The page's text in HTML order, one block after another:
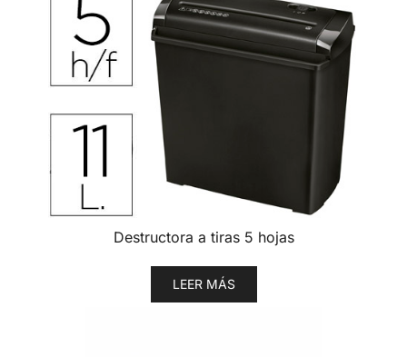
Destructora a tiras 5 hojas
LEER MÁS